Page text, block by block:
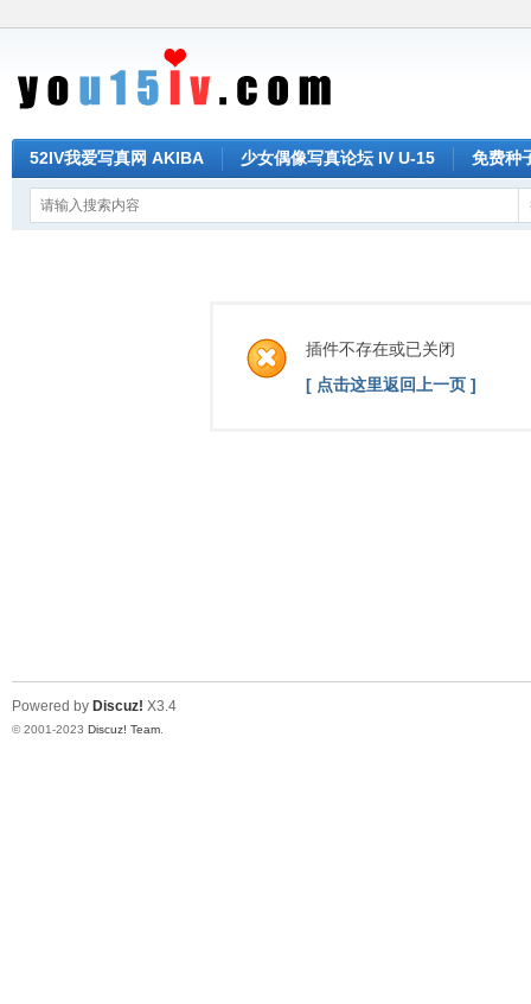
52IV我爱写真网 AKIBA 少女偶像写真论坛 IV U-15 免费种
插件不存在或已关闭
[ 点击这里返回上一页 ]
Powered by Discuz! X3.4
© 2001-2023 Discuz! Team